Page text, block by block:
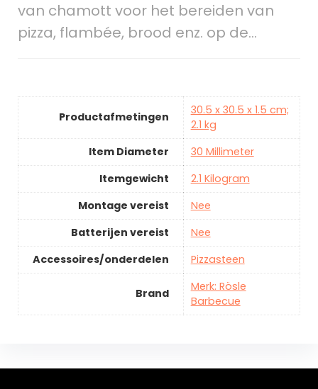
van chamott voor het bereiden van
pizza, flambée, brood enz. op de…
Productafmetingen
30.5 x 30.5 x 1.5 cm;
2.1 kg
Item Diameter
30 Millimeter
Itemgewicht
2.1 Kilogram
Montage vereist
Nee
Batterijen vereist
Nee
Accessoires/onderdelen
Pizzasteen
Brand
Merk: Rösle
Barbecue